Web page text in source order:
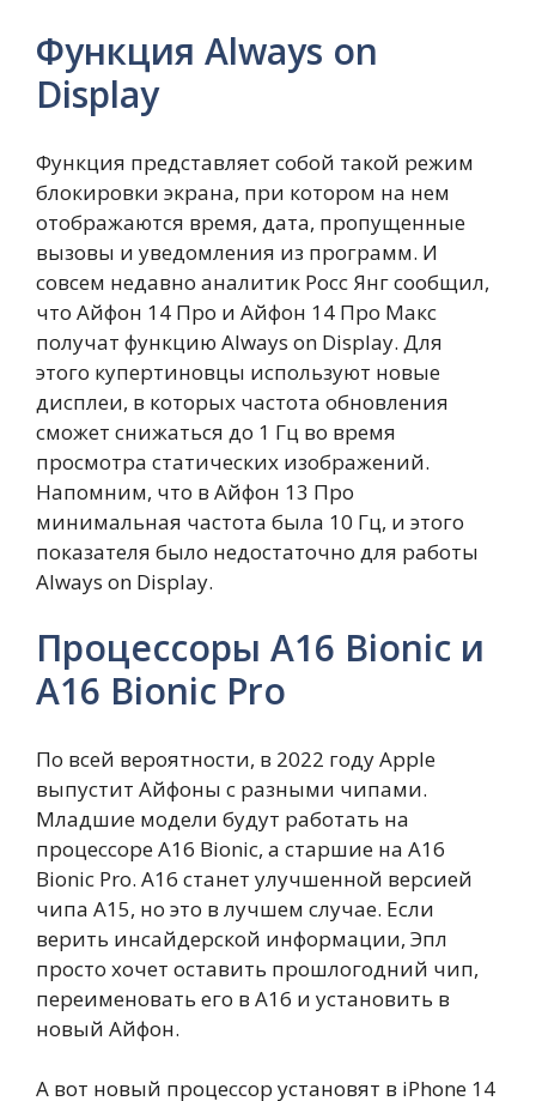
Функция Always on
Display
Функция представляет собой такой режим
блокировки экрана, при котором на нем
отображаются время, дата, пропущенные
вызовы и уведомления из программ. И
совсем недавно аналитик Росс Янг сообщил,
что Айфон 14 Про и Айфон 14 Про Макс
получат функцию Always on Display. Для
этого купертиновцы используют новые
дисплеи, в которых частота обновления
сможет снижаться до 1 Гц во время
просмотра статических изображений.
Напомним, что в Айфон 13 Про
минимальная частота была 10 Гц, и этого
показателя было недостаточно для работы
Always on Display.
Процессоры A16 Bionic и
A16 Bionic Pro
По всей вероятности, в 2022 году Apple
выпустит Айфоны с разными чипами.
Младшие модели будут работать на
процессоре A16 Bionic, а старшие на A16
Bionic Pro. А16 станет улучшенной версией
чипа А15, но это в лучшем случае. Если
верить инсайдерской информации, Эпл
просто хочет оставить прошлогодний чип,
переименовать его в A16 и установить в
новый Айфон.
А вот новый процессор установят в iPhone 14